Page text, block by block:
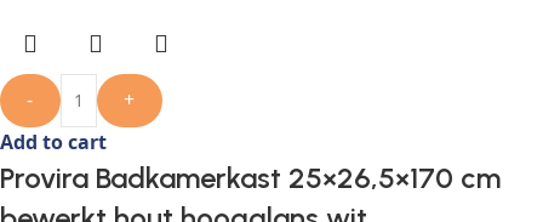
-
+
Add to cart
Provira Badkamerkast 25×26,5×170 cm